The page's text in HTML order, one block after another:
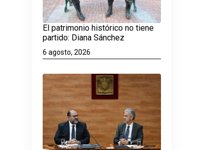
El patrimonio histórico no tiene
partido: Diana Sánchez
6 agosto, 2026